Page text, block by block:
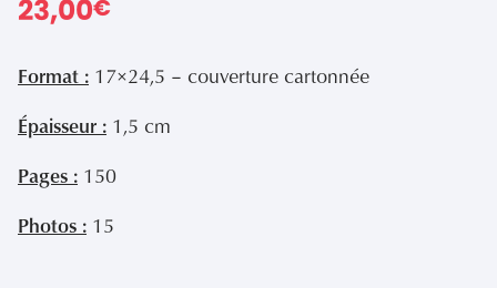
23,00€
Format : 17×24,5 – couverture cartonnée
Épaisseur : 1,5 cm
Pages : 150
Photos : 15